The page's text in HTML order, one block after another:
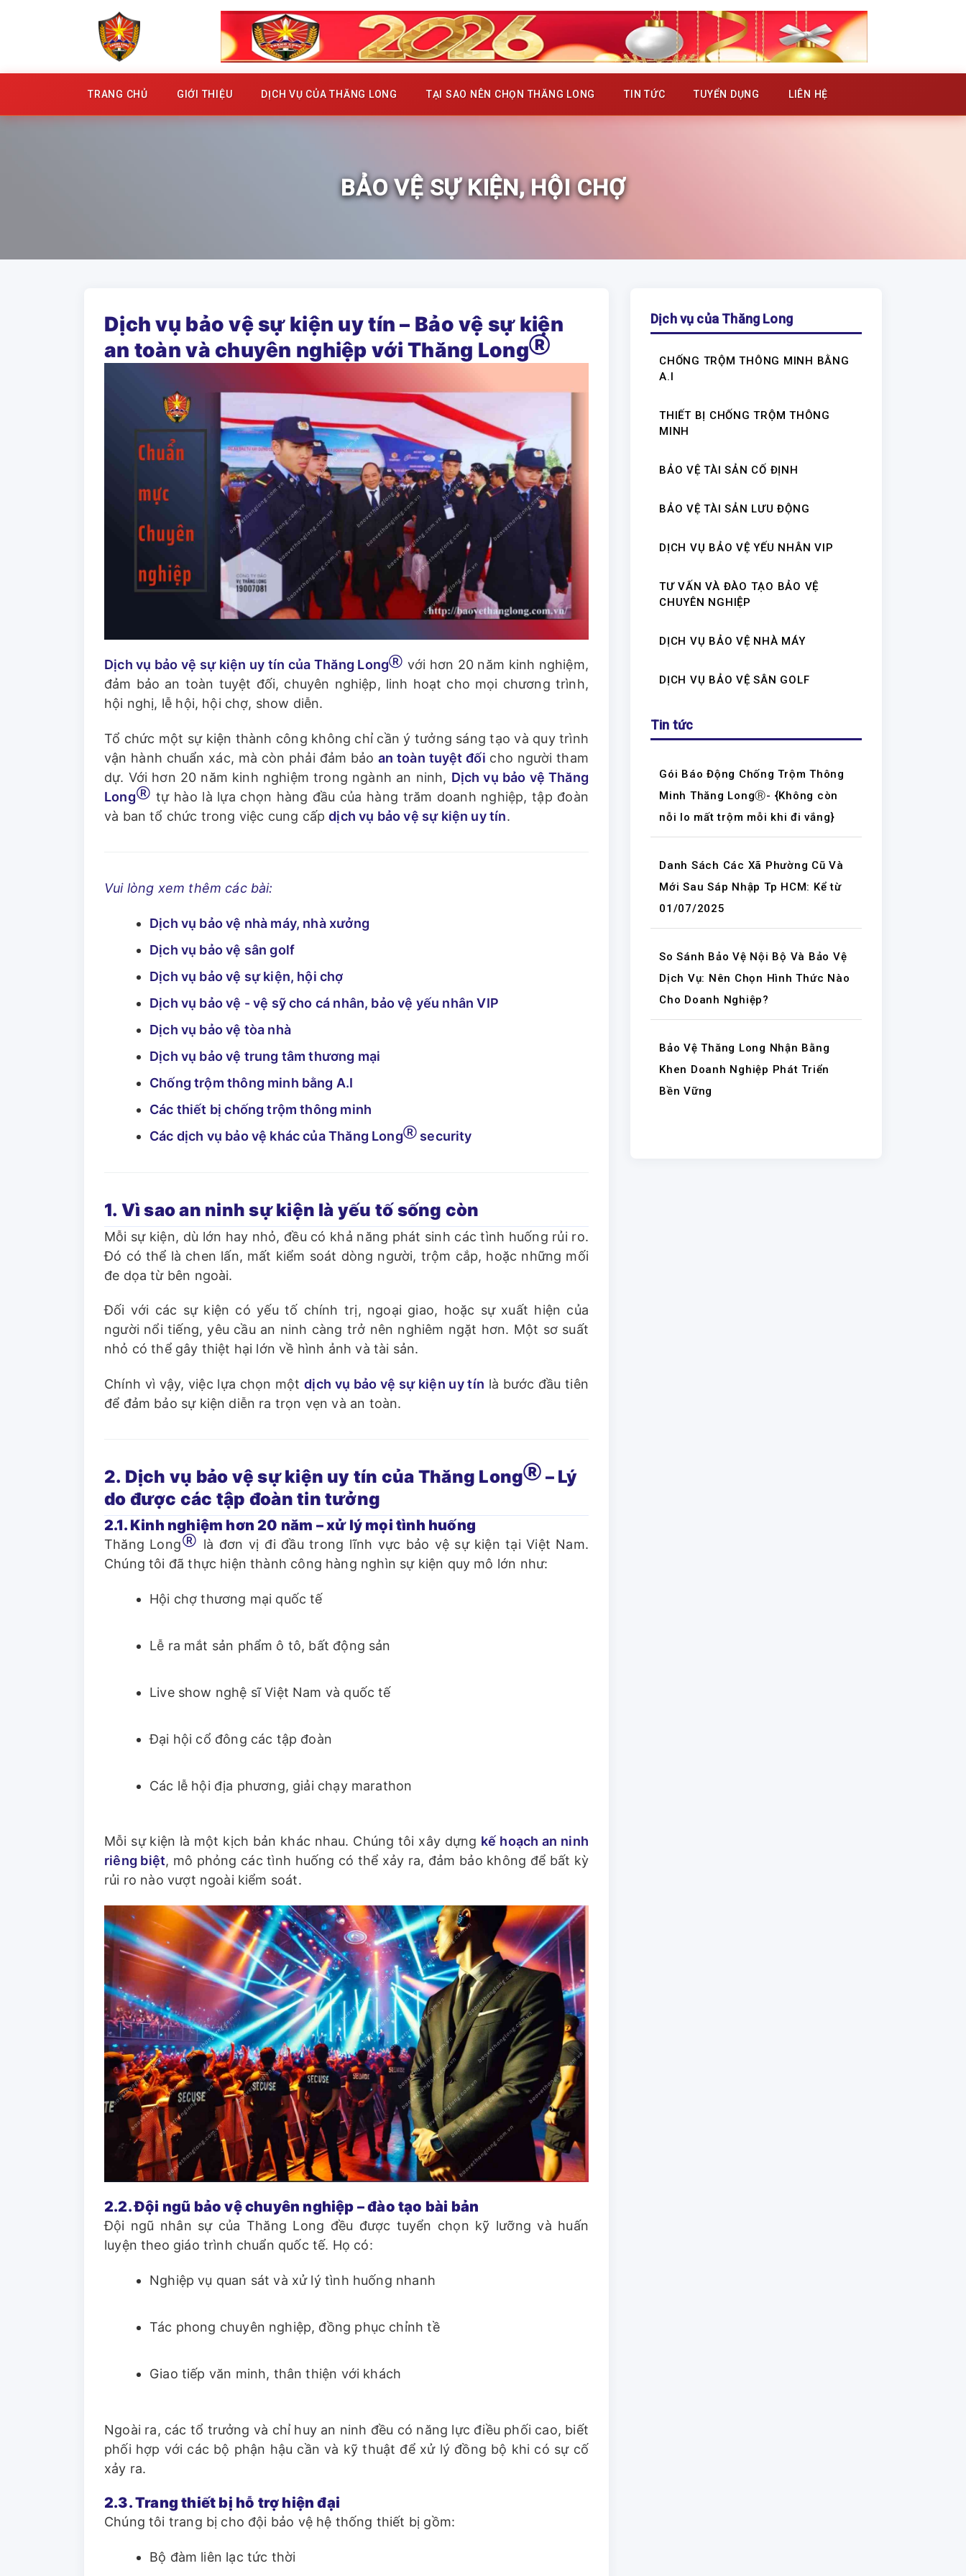
TRANG CHỦ GIỚI THIỆU DỊCH VỤ CỦA THĂNG LONG TẠI SAO NÊN CHỌN THĂNG LONG TIN TỨC TUYỂN DỤNG LIÊN HỆ
BẢO VỆ SỰ KIỆN, HỘI CHỢ
Dịch vụ của Thăng Long
CHỐNG TRỘM THÔNG MINH BẰNG
A.I
THIẾT BỊ CHỐNG TRỘM THÔNG
MINH
BẢO VỆ TÀI SẢN CỐ ĐỊNH
BẢO VỆ TÀI SẢN LƯU ĐỘNG
DỊCH VỤ BẢO VỆ YẾU NHÂN VIP
TƯ VẤN VÀ ĐÀO TẠO BẢO VỆ
CHUYÊN NGHIỆP
DỊCH VỤ BẢO VỆ NHÀ MÁY
DỊCH VỤ BẢO VỆ SÂN GOLF
Tin tức
Gói Báo Động Chống Trộm Thông
Minh Thăng LongⓇ- {Không còn
nỗi lo mất trộm mỗi khi đi vắng}
Danh Sách Các Xã Phường Cũ Và
Mới Sau Sáp Nhập Tp HCM: Kể từ
01/07/2025
So Sánh Bảo Vệ Nội Bộ Và Bảo Vệ
Dịch Vụ: Nên Chọn Hình Thức Nào
Cho Doanh Nghiệp?
Bảo Vệ Thăng Long Nhận Bằng
Khen Doanh Nghiệp Phát Triển
Bền Vững
Dịch vụ bảo vệ sự kiện uy tín – Bảo vệ sự kiện
an toàn và chuyên nghiệp với Thăng LongⓇ
Dịch vụ bảo vệ sự kiện uy tín của Thăng LongⓇ với hơn 20 năm kinh nghiệm,
đảm bảo an toàn tuyệt đối, chuyên nghiệp, linh hoạt cho mọi chương trình,
hội nghị, lễ hội, hội chợ, show diễn.
Tổ chức một sự kiện thành công không chỉ cần ý tưởng sáng tạo và quy trình
vận hành chuẩn xác, mà còn phải đảm bảoan toàn tuyệt đối cho người tham
dự. Với hơn 20 năm kinh nghiệm trong ngành an ninh, Dịch vụ bảo vệ Thăng
LongⓇ tự hào là lựa chọn hàng đầu của hàng trăm doanh nghiệp, tập đoàn
và ban tổ chức trong việc cung cấpdịch vụ bảo vệ sự kiện uy tín.
Vui lòng xem thêm các bài:
Dịch vụ bảo vệ nhà máy, nhà xưởng
Dịch vụ bảo vệ sân golf
Dịch vụ bảo vệ sự kiện, hội chợ
Dịch vụ bảo vệ - vệ sỹ cho cá nhân, bảo vệ yếu nhân VIP
Dịch vụ bảo vệ tòa nhà
Dịch vụ bảo vệ trung tâm thương mại
Chống trộm thông minh bằng A.I
Các thiết bị chống trộm thông minh
Các dịch vụ bảo vệ khác của Thăng LongⓇ security
1. Vì sao an ninh sự kiện là yếu tố sống còn
Mỗi sự kiện, dù lớn hay nhỏ, đều có khả năng phát sinh các tình huống rủi ro.
Đó có thể là chen lấn, mất kiểm soát dòng người, trộm cắp, hoặc những mối
đe dọa từ bên ngoài.
Đối với các sự kiện có yếu tố chính trị, ngoại giao, hoặc sự xuất hiện của
người nổi tiếng, yêu cầu an ninh càng trở nên nghiêm ngặt hơn. Một sơ suất
nhỏ có thể gây thiệt hại lớn về hình ảnh và tài sản.
Chính vì vậy, việc lựa chọn mộtdịch vụ bảo vệ sự kiện uy tín là bước đầu tiên
để đảm bảo sự kiện diễn ra trọn vẹn và an toàn.
2. Dịch vụ bảo vệ sự kiện uy tín của Thăng LongⓇ – Lý
do được các tập đoàn tin tưởng
2.1. Kinh nghiệm hơn 20 năm – xử lý mọi tình huống
Thăng LongⓇ
là đơn vị đi đầu trong lĩnh vực bảo vệ sự kiện tại Việt Nam.
Chúng tôi đã thực hiện thành công hàng nghìn sự kiện quy mô lớn như:
Hội chợ thương mại quốc tế
Lễ ra mắt sản phẩm ô tô, bất động sản
Live show nghệ sĩ Việt Nam và quốc tế
Đại hội cổ đông các tập đoàn
Các lễ hội địa phương, giải chạy marathon
Mỗi sự kiện là một kịch bản khác nhau. Chúng tôi xây dựng kế hoạch an ninh
riêng biệt, mô phỏng các tình huống có thể xảy ra, đảm bảo không để bất kỳ
rủi ro nào vượt ngoài kiểm soát.
2.2. Đội ngũ bảo vệ chuyên nghiệp – đào tạo bài bản
Đội ngũ nhân sự của Thăng Long đều được tuyển chọn kỹ lưỡng và huấn
luyện theo giáo trình chuẩn quốc tế. Họ có:
Nghiệp vụ quan sát và xử lý tình huống nhanh
Tác phong chuyên nghiệp, đồng phục chỉnh tề
Giao tiếp văn minh, thân thiện với khách
Ngoài ra, các tổ trưởng và chỉ huy an ninh đều có năng lực điều phối cao, biết
phối hợp với các bộ phận hậu cần và kỹ thuật để xử lý đồng bộ khi có sự cố
xảy ra.
2.3. Trang thiết bị hỗ trợ hiện đại
Chúng tôi trang bị cho đội bảo vệ hệ thống thiết bị gồm:
Bộ đàm liên lạc tức thời